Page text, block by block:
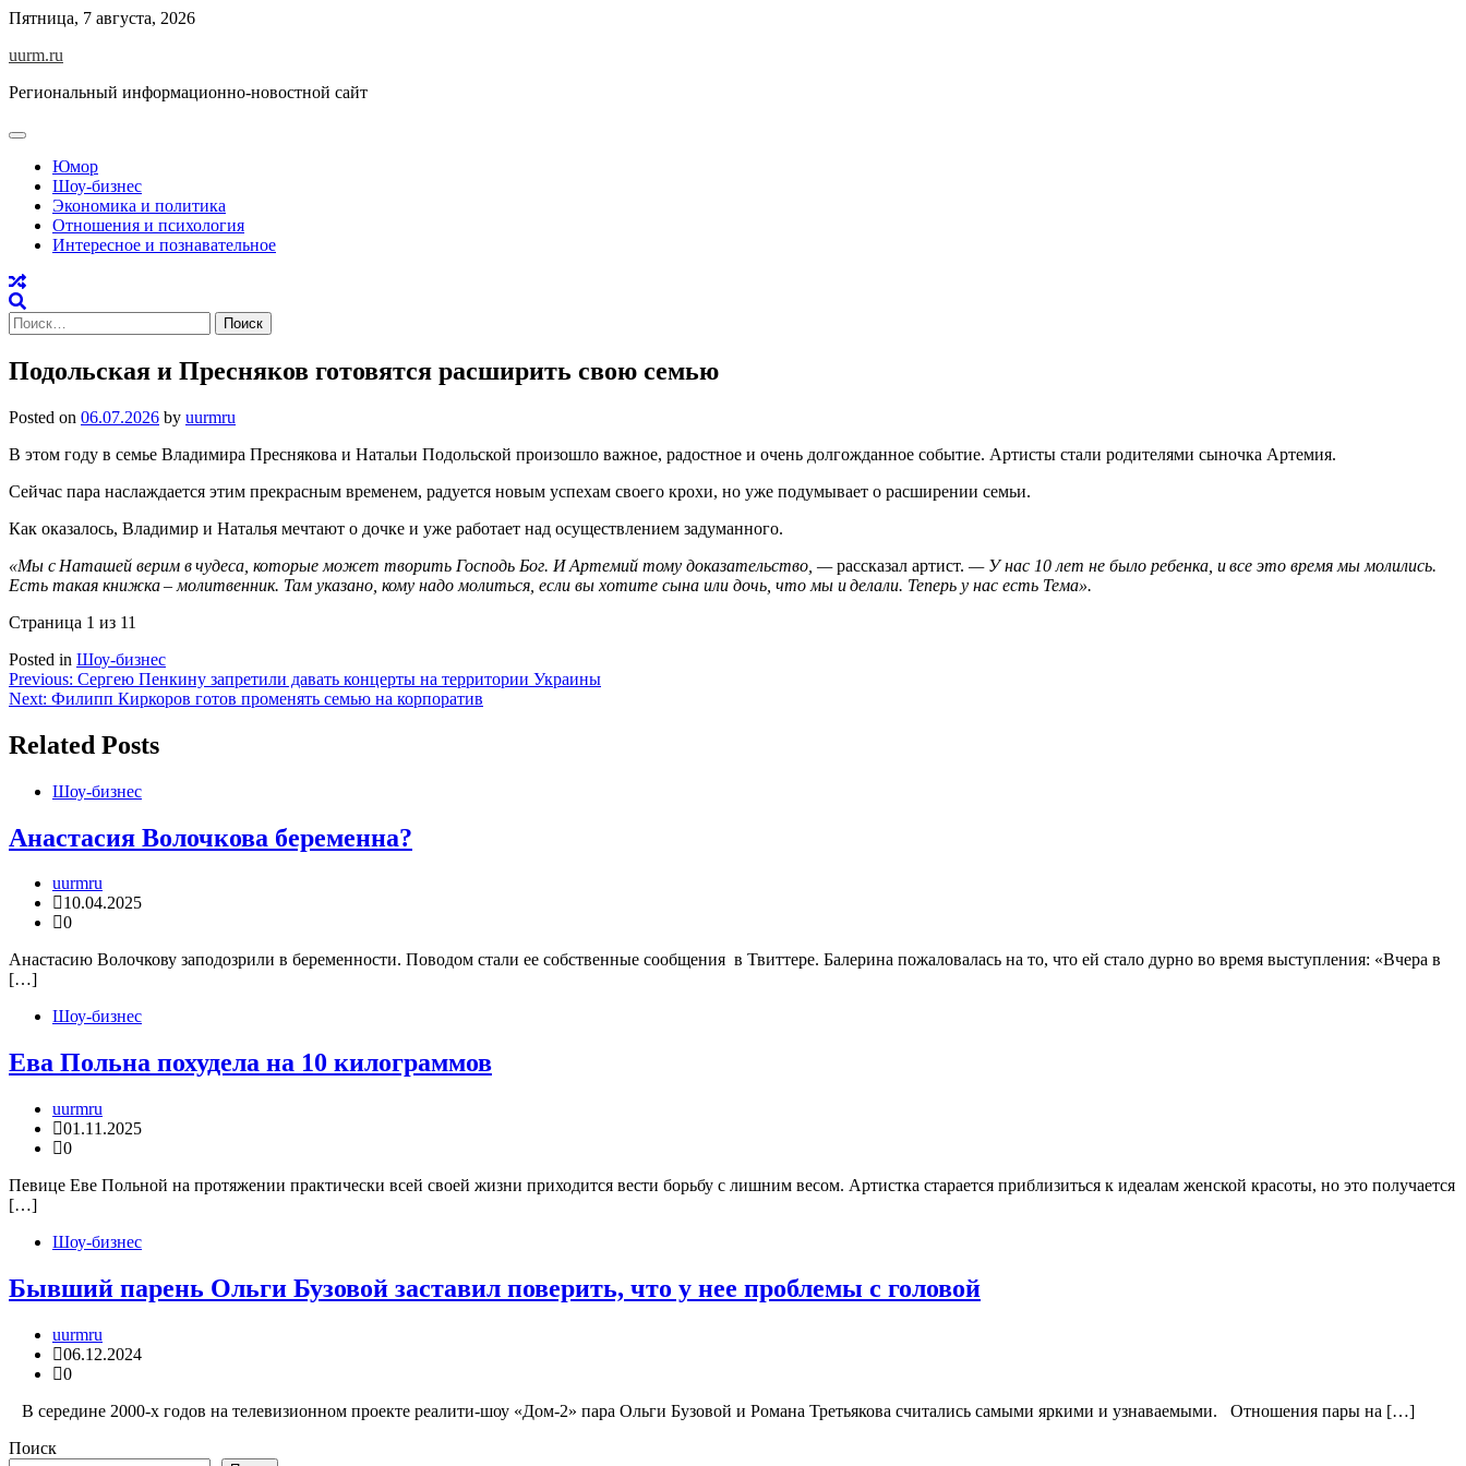
Skip
content
Пятница, 7 августа, 2026
uurm.ru
Региональный информационно-новостной сайт
Юмор
Шоу-бизнес
Экономика и политика
Отношения и психология
Интересное и познавательное
Найти:
Подольская и Пресняков готовятся расширить свою семью
Posted on 06.07.2026 by uurmru
В этом году в семье Владимира Преснякова и Натальи Подольской произошло важное, радостное и очень долгожданное событие. Артисты стали родителями сыночка Артемия.
Сейчас пара наслаждается этим прекрасным временем, радуется новым успехам своего крохи, но уже подумывает о расширении семьи.
Как оказалось, Владимир и Наталья мечтают о дочке и уже работает над осуществлением задуманного.
«Мы с Наташей верим в чудеса, которые может творить Господь Бог. И Артемий тому доказательство, —рассказал артист. — У нас 10 лет не было ребенка, и все это время мы молились.
Есть такая книжка – молитвенник. Там указано, кому надо молиться, если вы хотите сына или дочь, что мы и делали. Теперь у нас есть Тема».
Страница 1 из 11
Posted in Шоу-бизнес
Навигация
по
записям
Previous: Сергею Пенкину запретили давать концерты на территории Украины
Next: Филипп Киркоров готов променять семью на корпоратив
Related Posts
Шоу-бизнес
Анастасия Волочкова беременна?
uurmru
10.04.2025
0
Анастасию Волочкову заподозрили в беременности. Поводом стали ее собственные сообщения в Твиттере. Балерина пожаловалась на то, что ей стало дурно во время выступления: «Вчера в
[…]
Шоу-бизнес
Ева Польна похудела на 10 килограммов
uurmru
01.11.2025
0
Певице Еве Польной на протяжении практически всей своей жизни приходится вести борьбу с лишним весом. Артистка старается приблизиться к идеалам женской красоты, но это получается
[…]
Шоу-бизнес
Бывший парень Ольги Бузовой заставил поверить, что у нее проблемы с головой
uurmru
06.12.2024
0
В середине 2000-х годов на телевизионном проекте реалити-шоу «Дом-2» пара Ольги Бузовой и Романа Третьякова считались самыми яркими и узнаваемыми. Отношения пары на […]
Поиск